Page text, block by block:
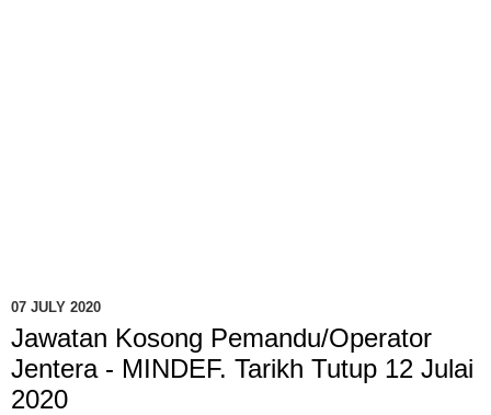
07 JULY 2020
Jawatan Kosong Pemandu/Operator
Jentera - MINDEF. Tarikh Tutup 12 Julai
2020